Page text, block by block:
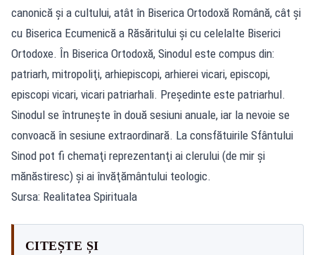
canonică şi a cultului, atât în Biserica Ortodoxă Română, cât şi
cu Biserica Ecumenică a Răsăritului şi cu celelalte Biserici
Ortodoxe. În Biserica Ortodoxă, Sinodul este compus din:
patriarh, mitropoliţi, arhiepiscopi, arhierei vicari, episcopi,
episcopi vicari, vicari patriarhali. Preşedinte este patriarhul.
Sinodul se întruneşte în două sesiuni anuale, iar la nevoie se
convoacă în sesiune extraordinară. La consfătuirile Sfântului
Sinod pot fi chemaţi reprezentanţi ai clerului (de mir şi
mănăstiresc) şi ai învăţământului teologic.
Sursa: Realitatea Spirituala
CITEȘTE ȘI